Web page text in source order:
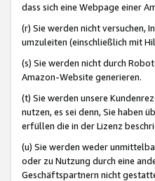
dass sich eine Webpage einer
(r) Sie werden nicht versuchen,
umzuleiten (einschließlich mit
(s) Sie werden nicht durch
Amazon-Website generieren.
(t) Sie werden unsere
nutzen, es sei denn, Sie haben
erfüllen die in der Lizenz
(u) Sie werden weder
oder zu Nutzung durch eine
Geschäftspartnern nicht